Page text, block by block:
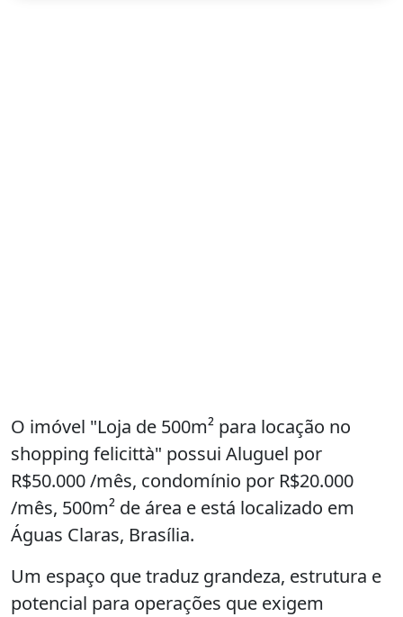
O imóvel "Loja de 500m² para locação no
shopping felicittà" possui Aluguel por
R$50.000 /mês, condomínio por R$20.000
/mês, 500m² de área e está localizado em
Águas Claras, Brasília.
Um espaço que traduz grandeza, estrutura e
potencial para operações que exigem